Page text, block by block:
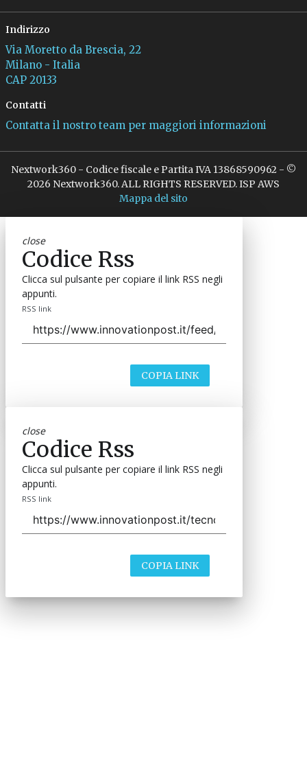
Indirizzo
Via Moretto da Brescia, 22
Milano - Italia
CAP 20133
Contatti
Contatta il nostro team per maggiori informazioni
Nextwork360 - Codice fiscale e Partita IVA 13868590962 - ©
2026 Nextwork360. ALL RIGHTS RESERVED. ISP AWS
Mappa del sito
close
Codice Rss
Clicca sul pulsante per copiare il link RSS negli
appunti.
RSS link
COPIA LINK
close
Codice Rss
Clicca sul pulsante per copiare il link RSS negli
appunti.
RSS link
COPIA LINK